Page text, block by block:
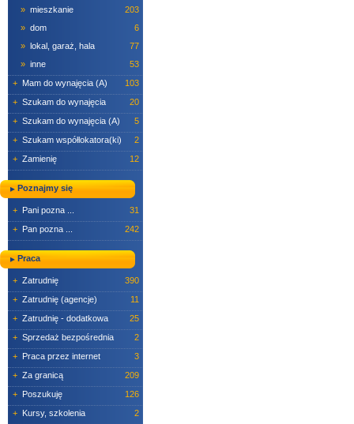
» mieszkanie
203
» dom
6
» lokal, garaż, hala
77
» inne
53
+ Mam do wynajęcia (A)
103
+ Szukam do wynajęcia
20
+ Szukam do wynajęcia (A)
5
+ Szukam współlokatora(ki)
2
+ Zamienię 12
Poznajmy się
+ Pani pozna ...
31
+ Pan pozna ... 242
Praca
+ Zatrudnię
390
+ Zatrudnię (agencje)
11
+ Zatrudnię - dodatkowa
25
+ Sprzedaż bezpośrednia
2
+ Praca przez internet
3
+ Za granicą
209
+ Poszukuję
126
+ Kursy, szkolenia 2